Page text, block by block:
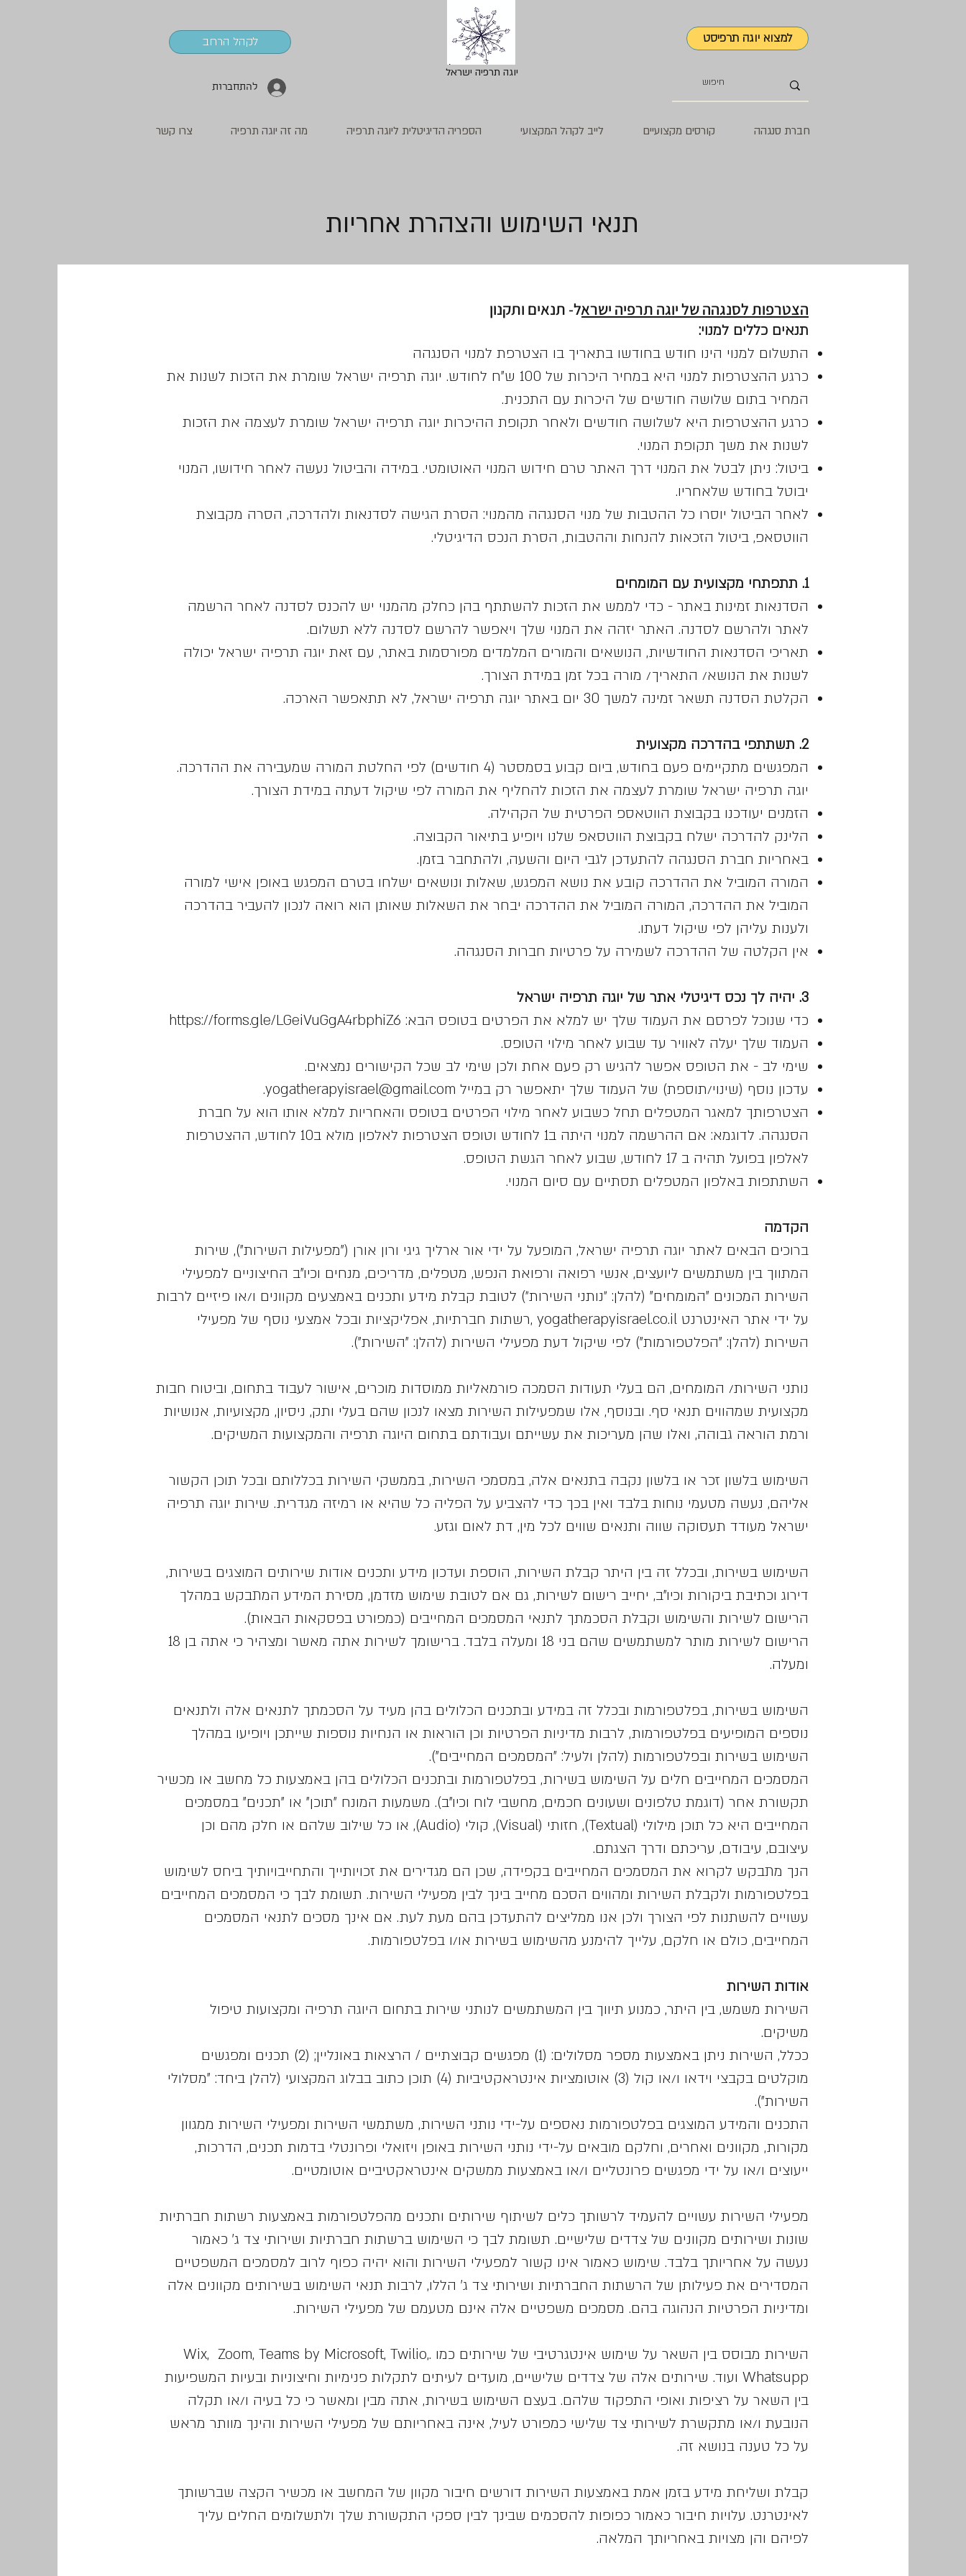
לקהל הרחב
להתחברות
יוגה תרפיה ישראל
למצוא יוגה תרפיסט
חברת סנגהה קורסים מקצועיים לייב לקהל המקצועי הספריה הדיגיטלית ליוגה תרפיה מה זה יוגה תרפיה צרו קשר
תנאי השימוש והצהרת אחריות
הצטרפות לסנגהה של יוגה תרפיה ישראל- תנאים ותקנון
תנאים כללים למנוי:
התשלום למנוי הינו חודש בחודשו בתאריך בו הצטרפת למנוי הסנגהה
כרגע ההצטרפות למנוי היא במחיר היכרות של 100 ש"ח לחודש. יוגה תרפיה ישראל שומרת את הזכות לשנות את
המחיר בתום שלושה חודשים של היכרות עם התכנית.
כרגע ההצטרפות היא לשלושה חודשים ולאחר תקופת ההיכרות יוגה תרפיה ישראל שומרת לעצמה את הזכות
לשנות את משך תקופת המנוי.
ביטול: ניתן לבטל את המנוי דרך האתר טרם חידוש המנוי האוטומטי. במידה והביטול נעשה לאחר חידושו, המנוי
יבוטל בחודש שלאחריו.
לאחר הביטול יוסרו כל ההטבות של מנוי הסנגהה מהמנוי: הסרת הגישה לסדנאות ולהדרכה, הסרה מקבוצת
הווטסאפ, ביטול הזכאות להנחות וההטבות, הסרת הנכס הדיגיטלי.
1. תתפתחי מקצועית עם המומחים ​
הסדנאות זמינות באתר - כדי לממש את הזכות להשתתף בהן כחלק מהמנוי יש להכנס לסדנה לאחר הרשמה
לאתר ולהרשם לסדנה. האתר יזהה את המנוי שלך ויאפשר להרשם לסדנה ללא תשלום.
תאריכי הסדנאות החודשיות, הנושאים והמורים המלמדים מפורסמות באתר, עם זאת יוגה תרפיה ישראל יכולה
לשנות את הנושא/ התאריך/ מורה בכל זמן במידת הצורך.
הקלטת הסדנה תשאר זמינה למשך 30 יום באתר יוגה תרפיה ישראל, לא תתאפשר הארכה.
2. תשתתפי בהדרכה מקצועית
המפגשים מתקיימים פעם בחודש, ביום קבוע בסמסטר (4 חודשים) לפי החלטת המורה שמעבירה את ההדרכה.
יוגה תרפיה ישראל שומרת לעצמה את הזכות להחליף את המורה לפי שיקול דעתה במידת הצורך.
הזמנים יעודכנו בקבוצת הווטאספ הפרטית של הקהילה.
הלינק להדרכה ישלח בקבוצת הווטסאפ שלנו ויופיע בתיאור הקבוצה.
באחריות חברת הסנגהה להתעדכן לגבי היום והשעה, ולהתחבר בזמן.
המורה המוביל את ההדרכה קובע את נושא המפגש, שאלות ונושאים ישלחו בטרם המפגש באופן אישי למורה
המוביל את ההדרכה, המורה המוביל את ההדרכה יבחר את השאלות שאותן הוא רואה לנכון להעביר בהדרכה
ולענות עליהן לפי שיקול דעתו.
אין הקלטה של ההדרכה לשמירה על פרטיות חברות הסנגהה.
3. יהיה לך נכס דיגיטלי אתר של יוגה תרפיה ישראל
כדי שנוכל לפרסם את העמוד שלך יש למלא את הפרטים בטופס הבא: https://forms.gle/LGeiVuGgA4rbphiZ6
העמוד שלך יעלה לאוויר עד שבוע לאחר מילוי הטופס.
שימי לב - את הטופס אפשר להגיש רק פעם אחת ולכן שימי לב שכל הקישורים נמצאים.
עדכון נוסף (שינוי/תוספת) של העמוד שלך יתאפשר רק במייל yogatherapyisrael@gmail.com
.
הצטרפותך למאגר המטפלים תחל כשבוע לאחר מילוי הפרטים בטופס והאחריות למלא אותו הוא על חברת
הסנגהה. לדוגמא: אם ההרשמה למנוי היתה ב1 לחודש וטופס הצטרפות לאלפון מולא ב10 לחודש, ההצטרפות
לאלפון בפועל תהיה ב 17 לחודש, שבוע לאחר הגשת הטופס.
השתתפות באלפון המטפלים תסתיים עם סיום המנוי.
הקדמה
ברוכים הבאים לאתר יוגה תרפיה ישראל, המופעל על ידי אור ארליך גיגי ורון אורן ("מפעילות השירות"), שירות
המתווך בין משתמשים ליועצים, אנשי רפואה ורפואת הנפש, מטפלים, מדריכים, מנחים וכיו"ב החיצוניים למפעילי
השירות המכונים "המומחים" (להלן: ״נותני השירות״) לטובת קבלת מידע ותכנים באמצעים מקוונים ו/או פיזיים לרבות
על ידי אתר האינטרנט yogatherapyisrael.co.il ,רשתות חברתיות, אפליקציות ובכל אמצעי נוסף של מפעילי
השירות (להלן: "הפלטפורמות") לפי שיקול דעת מפעילי השירות (להלן: "השירות").
נותני השירות/ המומחים, הם בעלי תעודות הסמכה פורמאליות ממוסדות מוכרים, אישור לעבוד בתחום, וביטוח חבות
מקצועית שמהווים תנאי סף. ובנוסף, אלו שמפעילות השירות מצאו לנכון שהם בעלי ותק, ניסיון, מקצועיות, אנושיות
ורמת הוראה גבוהה, ואלו שהן מעריכות את עשייתם ועבודתם בתחום היוגה תרפיה והמקצועות המשיקים.
השימוש בלשון זכר או בלשון נקבה בתנאים אלה, במסמכי השירות, בממשקי השירות בכללותם ובכל תוכן הקשור
אליהם, נעשה מטעמי נוחות בלבד ואין בכך כדי להצביע על הפליה כל שהיא או רמיזה מגדרית. שירות יוגה תרפיה
ישראל מעודד תעסוקה שווה ותנאים שווים לכל מין, דת לאום וגזע.
השימוש בשירות, ובכלל זה בין היתר קבלת השירות, הוספת ועדכון מידע ותכנים אודות שירותים המוצגים בשירות,
דירוג וכתיבת ביקורות וכיו"ב, יחייב רישום לשירות, גם אם לטובת שימוש מזדמן, מסירת המידע המתבקש במהלך
הרישום לשירות והשימוש וקבלת הסכמתך לתנאי המסמכים המחייבים (כמפורט בפסקאות הבאות).
הרישום לשירות מותר למשתמשים שהם בני 18 ומעלה בלבד. ברישומך לשירות אתה מאשר ומצהיר כי אתה בן 18
ומעלה.
השימוש בשירות, בפלטפורמות ובכלל זה במידע ובתכנים הכלולים בהן מעיד על הסכמתך לתנאים אלה ולתנאים
נוספים המופיעים בפלטפורמות, לרבות מדיניות הפרטיות וכן הוראות או הנחיות נוספות שייתכן ויופיעו במהלך
השימוש בשירות ובפלטפורמות (להלן ולעיל: "המסמכים המחייבים").
המסמכים המחייבים חלים על השימוש בשירות, בפלטפורמות ובתכנים הכלולים בהן באמצעות כל מחשב או מכשיר
תקשורת אחר (דוגמת טלפונים ושעונים חכמים, מחשבי לוח וכיו"ב). משמעות המונח "תוכן" או "תכנים" במסמכים
המחייבים היא כל תוכן מילולי (Textual), חזותי (Visual), קולי (Audio), או כל שילוב שלהם או חלק מהם וכן
עיצובם, עיבודם, עריכתם ודרך הצגתם.
הנך מתבקש לקרוא את המסמכים המחייבים בקפידה, שכן הם מגדירים את זכויותייך והתחייבויותיך ביחס לשימוש
בפלטפורמות ולקבלת השירות ומהווים הסכם מחייב בינך לבין מפעילי השירות. תשומת לבך כי המסמכים המחייבים
עשויים להשתנות לפי הצורך ולכן אנו ממליצים להתעדכן בהם מעת לעת. אם אינך מסכים לתנאי המסמכים
המחייבים, כולם או חלקם, עלייך להימנע מהשימוש בשירות או/ו בפלטפורמות.
אודות השירות
השירות משמש, בין היתר, כמנוע תיווך בין המשתמשים לנותני שירות בתחום היוגה תרפיה ומקצועות טיפול
משיקים.
ככלל, השירות ניתן באמצעות מספר מסלולים: (1) מפגשים קבוצתיים / הרצאות באונליין; (2) תכנים ומפגשים
מוקלטים בקבצי וידאו ו/או קול (3) אוטומציות אינטראקטיביות (4) תוכן כתוב בבלוג המקצועי (להלן ביחד: "מסלולי
השירות").
התכנים והמידע המוצגים בפלטפורמות נאספים על-ידי נותני השירות, משתמשי השירות ומפעילי השירות ממגוון
מקורות, מקוונים ואחרים, וחלקם מובאים על-ידי נותני השירות באופן ויזואלי ופרונטלי בדמות תכנים, הדרכות,
ייעוצים ו/או על ידי מפגשים פרונטליים ו/או באמצעות ממשקים אינטראקטיביים אוטומטיים.
מפעילי השירות עשויים להעמיד לרשותך כלים לשיתוף שירותים ותכנים מהפלטפורמות באמצעות רשתות חברתיות
שונות ושירותים מקוונים של צדדים שלישיים. תשומת לבך כי השימוש ברשתות חברתיות ושירותי צד ג' כאמור
נעשה על אחריותך בלבד. שימוש כאמור אינו קשור למפעילי השירות והוא יהיה כפוף לרוב למסמכים המשפטיים
המסדירים את פעילותן של הרשתות החברתיות ושירותי צד ג' הללו, לרבות תנאי השימוש בשירותים מקוונים אלה
ומדיניות הפרטיות הנהוגה בהם. מסמכים משפטיים אלה אינם מטעמם של מפעילי השירות.
השירות מבוסס בין השאר על שימוש אינטגרטיבי של שירותים כמו .Wix, Zoom, Teams by Microsoft, Twilio,
Whatsupp ועוד. שירותים אלה של צדדים שלישיים, מועדים לעיתים לתקלות פנימיות וחיצוניות ובעיות המשפיעות
בין השאר על רציפות ואופי התפקוד שלהם. בעצם השימוש בשירות, אתה מבין ומאשר כי כל בעיה ו/או תקלה
הנובעת ו/או מתקשרת לשירותי צד שלישי כמפורט לעיל, אינה באחריותם של מפעילי השירות והינך מוותר מראש
על כל טענה בנושא זה.
קבלת ושליחת מידע בזמן אמת באמצעות השירות דורשים חיבור מקוון של המחשב או מכשיר הקצה שברשותך
לאינטרנט. עלויות חיבור כאמור כפופות להסכמים שבינך לבין ספקי התקשורת שלך ולתשלומים החלים עליך
לפיהם והן מצויות באחריותך המלאה.